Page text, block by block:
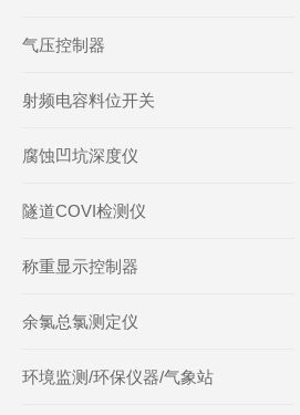
气压控制器
射频电容料位开关
腐蚀凹坑深度仪
隧道COVI检测仪
称重显示控制器
余氯总氯测定仪
环境监测/环保仪器/气象站